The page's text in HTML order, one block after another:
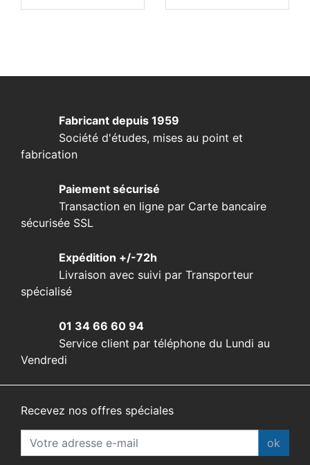
Fabricant depuis 1959
Société d'études, mises au point et
fabrication
Paiement sécurisé
Transaction en ligne par Carte bancaire
sécurisée SSL
Expédition +/-72h
Livraison avec suivi par Transporteur
spécialisé
01 34 66 60 94
Service client par téléphone du Lundi au
Vendredi
Recevez nos offres spéciales
ok